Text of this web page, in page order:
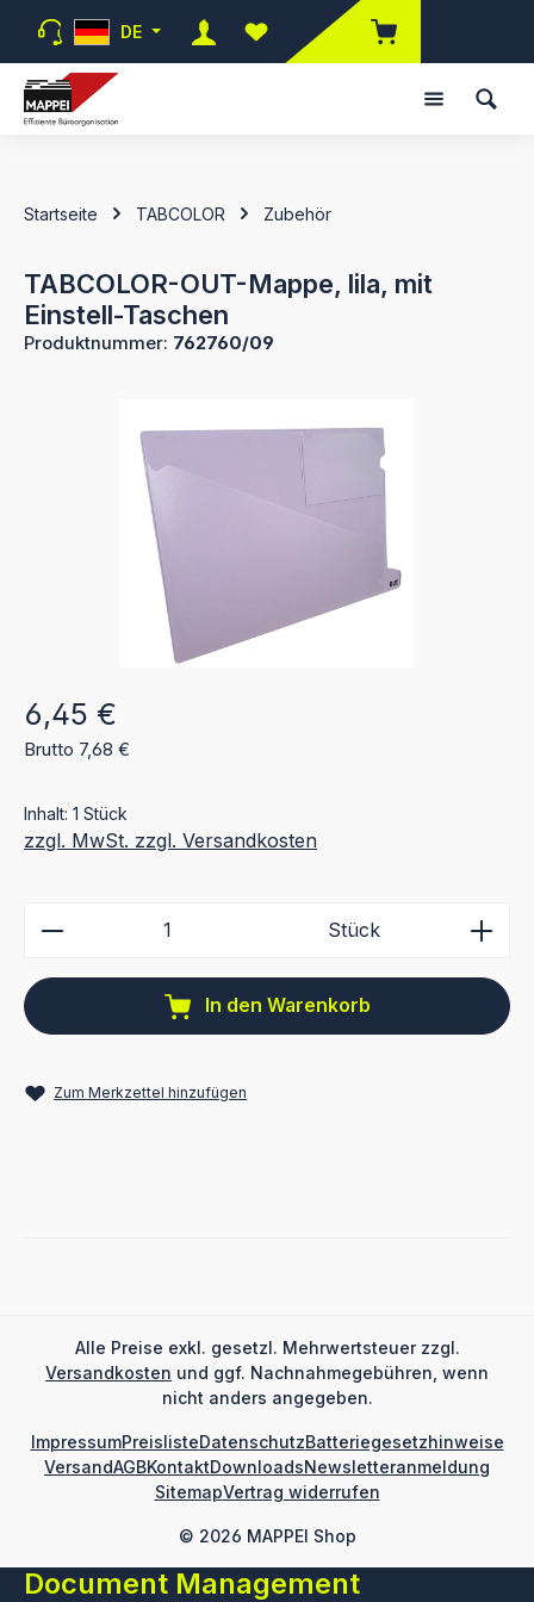
Zum Hauptinhalt springen
DE
Du hast 0 Produkte auf dem
Startseite TABCOLOR Zubehör
TABCOLOR-OUT-Mappe, lila, mit
Einstell-Taschen
Produktnummer: 762760/09
Regulärer Preis:
6,45 €
Brutto 7,68 €
Inhalt: 1 Stück
zzgl. MwSt. zzgl. Versandkosten
Produkt Anzahl: Gib den gewünschten Wert ein
Stück
In den Warenkorb
Zum Merkzettel hinzufügen
Alle Preise exkl. gesetzl. Mehrwertsteuer zzgl.
Versandkosten und ggf. Nachnahmegebühren, wenn
nicht anders angegeben.
© 2026 MAPPEI Shop
ImpressumPreislisteDatenschutzBatteriegesetzhinweise
VersandAGBKontaktDownloadsNewsletteranmeldung
SitemapVertrag widerrufen
Document Management